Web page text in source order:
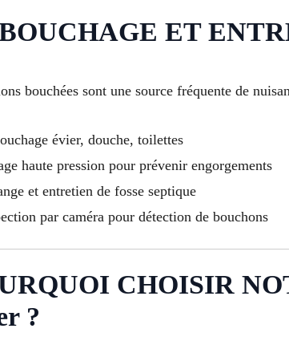
ET
bouchées sont une source fréquente de
évier, douche, toilettes
haute pression pour prévenir engorgements
et entretien de fosse septique
par caméra pour détection de bouchons
CHOISIR
?